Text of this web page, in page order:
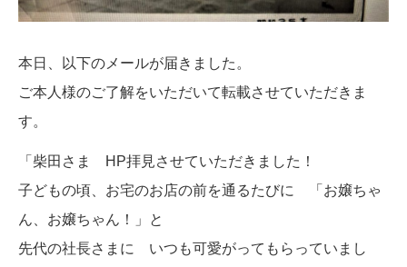
本日、以下のメールが届きました。
ご本人様のご了解をいただいて転載させていただきま
す。
「柴田さま HP拝見させていただきました！
子どもの頃、お宅のお店の前を通るたびに 「お嬢ちゃ
ん、お嬢ちゃん！」と
先代の社長さまに いつも可愛がってもらっていまし